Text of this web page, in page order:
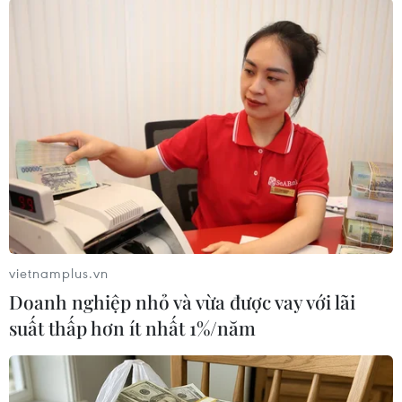
TIN CÙNG CHUYÊN MỤC
Chứng khoán châu Á khởi sắc nhờ kỳ
vọng Fed giữ nguyên lãi suất
10/08/2026 09:41
vietnamplus.vn
Doanh nghiệp nhỏ và vừa được vay với lãi
suất thấp hơn ít nhất 1%/năm